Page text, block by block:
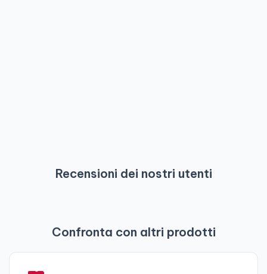
Recensioni dei nostri utenti
Confronta con altri prodotti
-
7
-
6